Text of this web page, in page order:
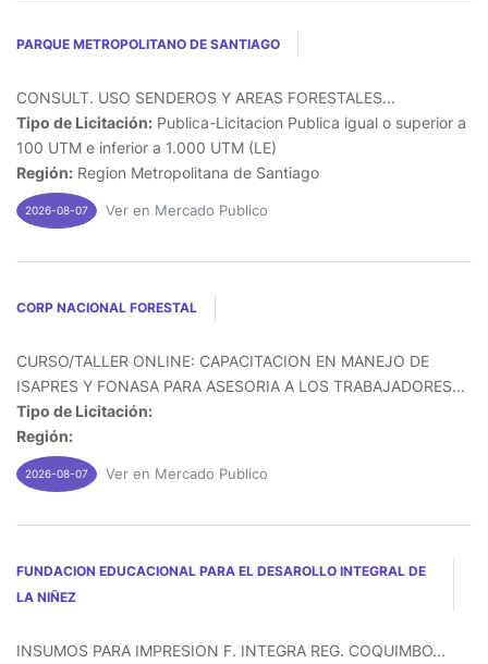
PARQUE METROPOLITANO DE SANTIAGO
CONSULT. USO SENDEROS Y AREAS FORESTALES...
Tipo de Licitación: Publica-Licitacion Publica igual o superior a
100 UTM e inferior a 1.000 UTM (LE)
Región: Region Metropolitana de Santiago
2026-08-07 Ver en Mercado Publico
CORP NACIONAL FORESTAL
CURSO/TALLER ONLINE: CAPACITACION EN MANEJO DE
ISAPRES Y FONASA PARA ASESORIA A LOS TRABAJADORES...
Tipo de Licitación:
Región:
2026-08-07 Ver en Mercado Publico
FUNDACION EDUCACIONAL PARA EL DESAROLLO INTEGRAL DE
LA NIÑEZ
INSUMOS PARA IMPRESION F. INTEGRA REG. COQUIMBO...